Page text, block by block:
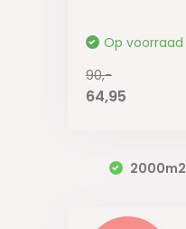
Op voorraad
90,-
64,95
2000m2